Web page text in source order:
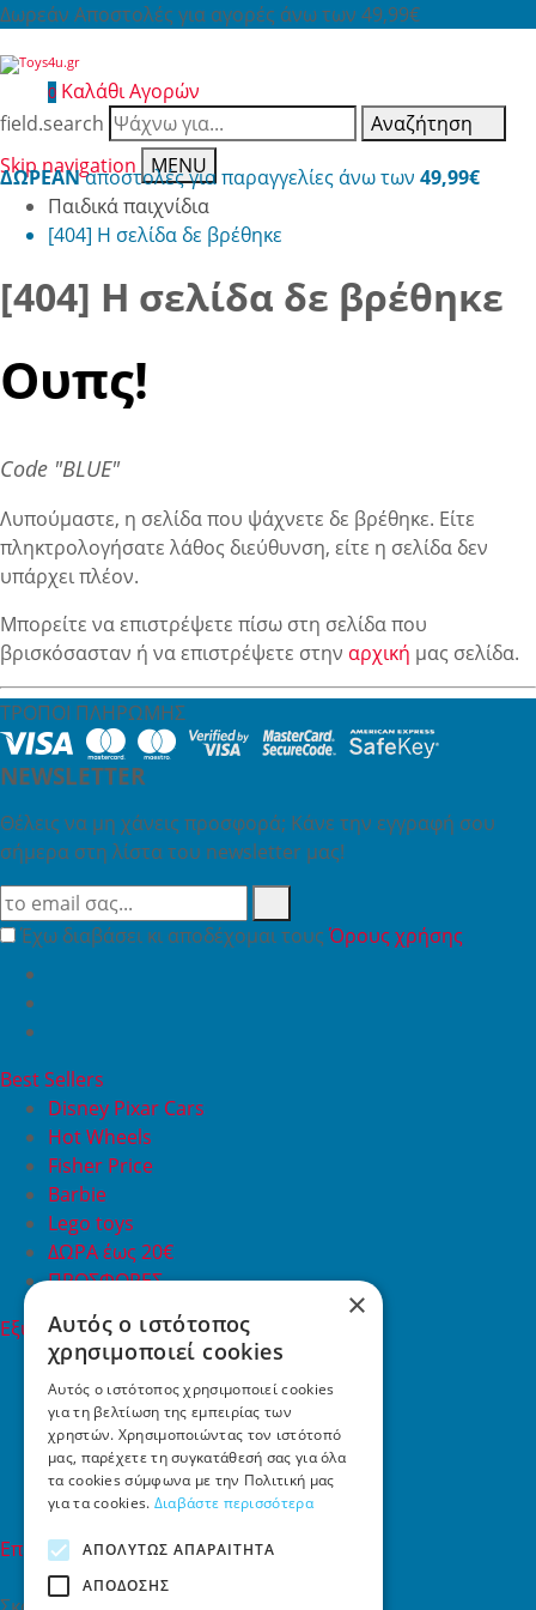
Δωρεάν Αποστολές για αγορές άνω των 49,99€
0 Καλάθι Αγορών
field.search
Αναζήτηση
Skip navigation
MENU
ΔΩΡΕΑΝαποστολές για παραγγελίες άνω των 49,99€
Παιδικά παιχνίδια
[404] Η σελίδα δε βρέθηκε
[404] Η σελίδα δε βρέθηκε
Ουπς!
Code "BLUE"
Λυπούμαστε, η σελίδα που ψάχνετε δε βρέθηκε. Είτε
πληκτρολογήσατε λάθος διεύθυνση, είτε η σελίδα δεν
υπάρχει πλέον.
Μπορείτε να επιστρέψετε πίσω στη σελίδα που
βρισκόσασταν ή να επιστρέψετε στην αρχική μας σελίδα.
ΤΡΟΠΟΙ ΠΛΗΡΩΜΗΣ
NEWSLETTER
Θέλεις να μη χάνεις προσφορά; Κάνε την εγγραφή σου
σήμερα στη λίστα του newsletter μας!
Έχω διαβάσει κι αποδέχομαι τουςΌρους χρήσης
Best Sellers
Disney Pixar Cars
Hot Wheels
Fisher Price
Barbie
Lego toys
ΔΩΡΑ έως 20€
ΠΡΟΣΦΟΡΕΣ
Εξυπηρέτηση Πελατών
Εξυπηρέτηση πελατών
Συχνές ερωτήσεις
Όροι χρήσης
Τρόποι Πληρωμής
Επιστροφές
Επικοινωνία
Επικοινωνία
×
Αυτός ο ιστότοπος
χρησιμοποιεί cookies
Αυτός ο ιστότοπος χρησιμοποιεί cookies
για τη βελτίωση της εμπειρίας των
χρηστών. Χρησιμοποιώντας τον ιστότοπό
μας, παρέχετε τη συγκατάθεσή σας για όλα
τα cookies σύμφωνα με την Πολιτική μας
για τα cookies. Διαβάστε περισσότερα
ΑΠΟΛΎΤΩΣ ΑΠΑΡΑΊΤΗΤΑ
ΑΠΌΔΟΣΗΣ